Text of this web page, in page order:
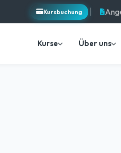
Kursbuchung
Kurse Über uns